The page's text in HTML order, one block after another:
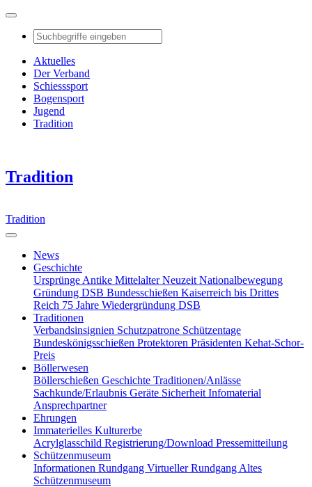
Aktuelles
Der Verband
Schiesssport
Bogensport
Jugend
Tradition
Tradition
Tradition
News
Geschichte
Ursprünge Antike MittelalterNeuzeit Nationalbewegung
Gründung DSB Bundesschießen Kaiserreich bis Drittes
Reich 75 Jahre Wiedergründung DSB
Traditionen
Verbandsinsignien Schutzpatrone Schützentage
Bundeskönigsschießen Protektoren Präsidenten Kehat-Schor-
Preis
Böllerwesen
Böllerschießen Geschichte Traditionen/Anlässe
Sachkunde/Erlaubnis Geräte Sicherheit Infomaterial
Ansprechpartner
Ehrungen
Immaterielles Kulturerbe
Acrylglasschild Registrierung/Download Pressemitteilung
Schützenmuseum
Informationen Rundgang Virtueller Rundgang Altes
Schützenmuseum